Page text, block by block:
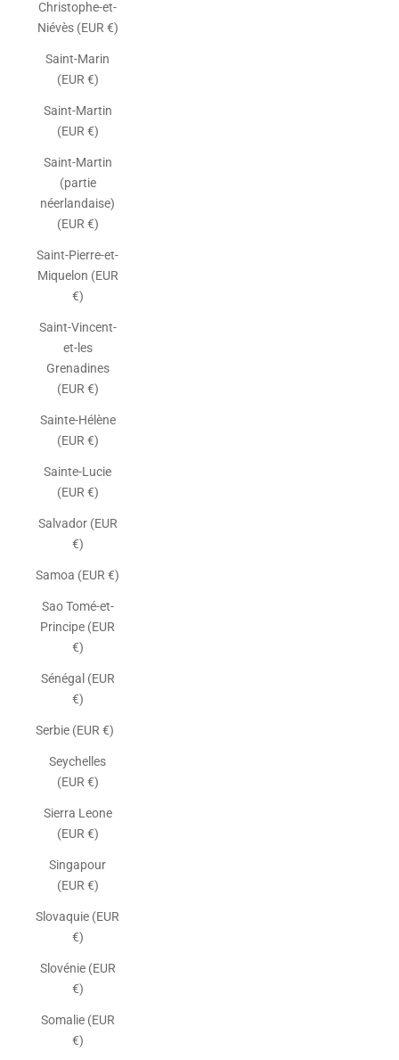
Christophe-et-
Niévès (EUR €)
Saint-Marin
(EUR €)
Saint-Martin
(EUR €)
Saint-Martin
(partie
néerlandaise)
(EUR €)
Saint-Pierre-et-
Miquelon (EUR
€)
Saint-Vincent-
et-les
Grenadines
(EUR €)
Sainte-Hélène
(EUR €)
Sainte-Lucie
(EUR €)
Salvador (EUR
€)
Samoa (EUR €)
Sao Tomé-et-
Principe (EUR
€)
Sénégal (EUR
€)
Serbie (EUR €)
Seychelles
(EUR €)
Sierra Leone
(EUR €)
Singapour
(EUR €)
Slovaquie (EUR
€)
Slovénie (EUR
€)
Somalie (EUR
€)